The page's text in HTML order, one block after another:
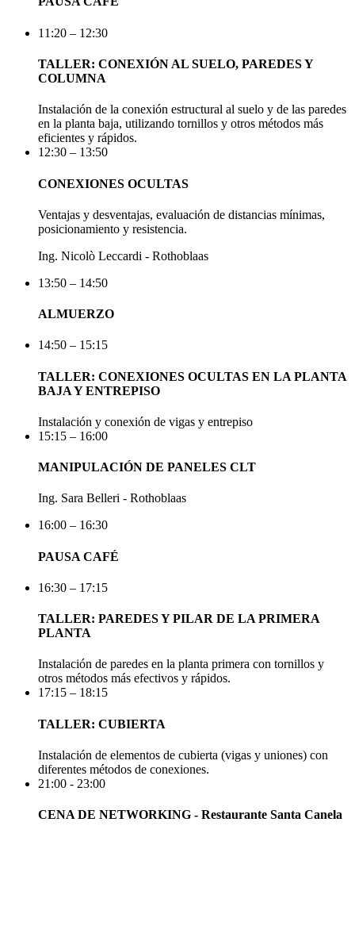
11:20 – 12:30
TALLER: CONEXIÓN AL SUELO, PAREDES Y
COLUMNA
Instalación de la conexión estructural al suelo y de las paredes
en la planta baja, utilizando tornillos y otros métodos más
eficientes y rápidos.
12:30 – 13:50
CONEXIONES OCULTAS
Ventajas y desventajas, evaluación de distancias mínimas,
posicionamiento y resistencia.
Ing. Nicolò Leccardi - Rothoblaas
13:50 – 14:50
ALMUERZO
14:50 – 15:15
TALLER: CONEXIONES OCULTAS EN LA PLANTA
BAJA Y ENTREPISO
Instalación y conexión de vigas y entrepiso
15:15 – 16:00
MANIPULACIÓN DE PANELES CLT
Ing. Sara Belleri - Rothoblaas
16:00 – 16:30
PAUSA CAFÉ
16:30 – 17:15
TALLER: PAREDES Y PILAR DE LA PRIMERA
PLANTA
Instalación de paredes en la planta primera con tornillos y
otros métodos más efectivos y rápidos.
17:15 – 18:15
TALLER: CUBIERTA
Instalación de elementos de cubierta (vigas y uniones) con
diferentes métodos de conexiones.
21:00 - 23:00
CENA DE NETWORKING - Restaurante Santa Canela